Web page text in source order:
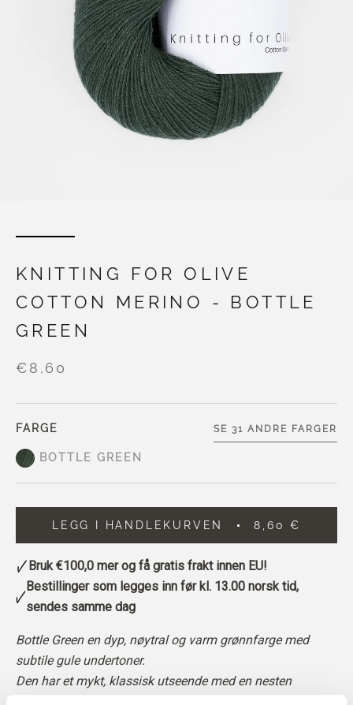
KNITTING FOR OLIVE
COTTON MERINO - BOTTLE
GREEN
€8,60
FARGE
BOTTLE GREEN
SE 31 ANDRE FARGER
LEGG I HANDLEKURVEN 8,60 €
Bruk€100,0 mer og få gratis frakt innen EU!
Bestillinger som legges inn før kl. 13.00 norsk tid,
sendes samme dag
Bottle Green en dyp, nøytral og varm grønnfarge med
subtile gule undertoner.
Den har et mykt, klassisk utseende med en nesten